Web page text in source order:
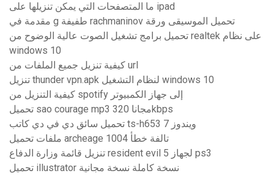
ما المتصفحات التي يمكن تنزيلها على ipad
مقدمة في g طفيفة rachmaninov تحميل الموسيقى ورقة
تحميل برامج تشغيل الصوت عالية الوضوح من realtek على نظام
windows 10
كيفية تنزيل جميع الملفات من url
تنزيل thunder vpn.apk لنظام التشغيل windows 10
كيفية التنزيل من spotify إلى جهاز الكمبيوتر
تحميل sao courage mp3 مجانا 320kbps
تحميل سائق دي في دي كاتب ts-h653 ويندوز 7
ملفات تحميل archeage تالفة خطأ 1004
تنزيل قائمة وزارة الدفاع resident evil 5 لجهاز ps3
تحميل illustrator نسخة كاملة نسخة مجانية